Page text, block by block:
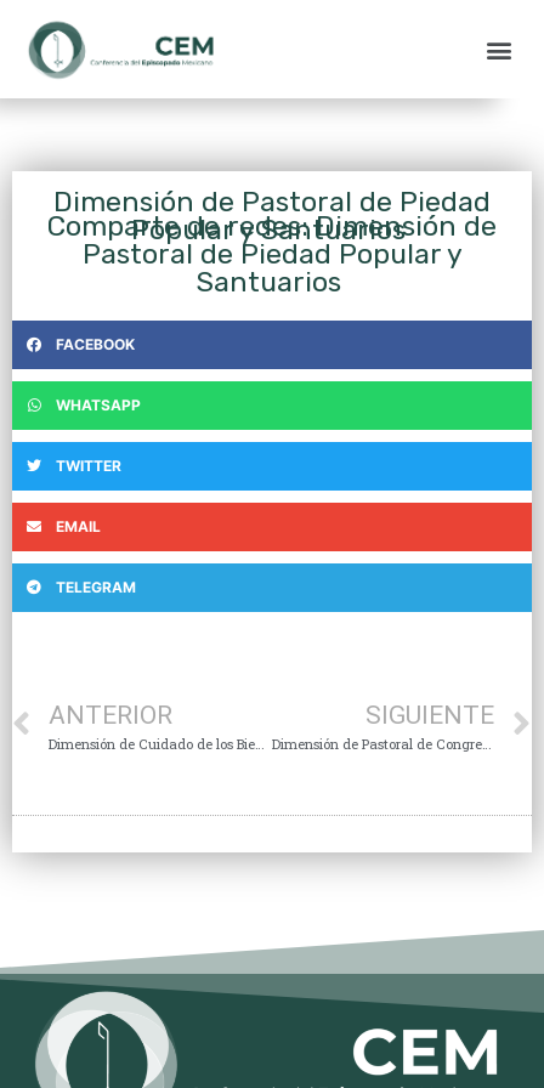
Dimensión de Pastoral de Piedad
Popular y Santuarios
Comparte de redes: Dimensión de
Pastoral de Piedad Popular y
Santuarios
FACEBOOK
WHATSAPP
TWITTER
EMAIL
TELEGRAM
ANTERIOR
Dimensión de Cuidado de los Bienes Culturales y Arte Sacro
SIGUIENTE
Dimensión de Pastoral de Congresos Eucarísticos